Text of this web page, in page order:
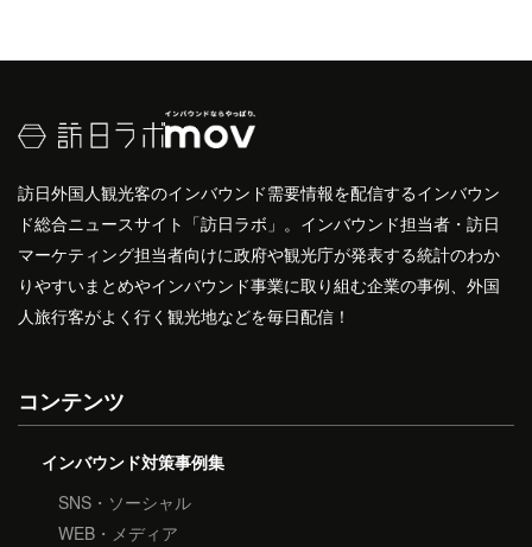
訪日外国人観光客のインバウンド需要情報を配信するインバウン
ド総合ニュースサイト「訪日ラボ」。インバウンド担当者・訪日
マーケティング担当者向けに政府や観光庁が発表する統計のわか
りやすいまとめやインバウンド事業に取り組む企業の事例、外国
人旅行客がよく行く観光地などを毎日配信！
コンテンツ
インバウンド対策事例集
SNS・ソーシャル
WEB・メディア